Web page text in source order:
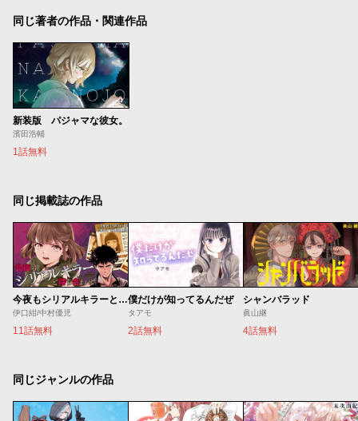
同じ著者の作品・関連作品
新装版 パジャマな彼女。
濱田浩輔
1話無料
同じ掲載誌の作品
今夜もシリアルキラーと待ち合わせ
伊口紺/中村優児
11話無料
僕だけが知ってるんだぜ
タアモ
2話無料
シャンバラッド
眞山継
4話無料
同じジャンルの作品